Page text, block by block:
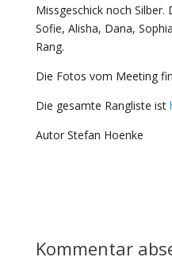
Missgeschick noch Silber.
Sofie, Alisha, Dana,
Rang.
Die Fotos vom Meeting
Die gesamte Rangliste ist
Autor Stefan Hoenke
Kommentar